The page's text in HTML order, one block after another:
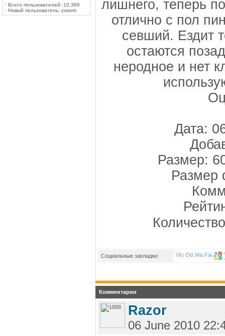
· Всего пользователей: 10,366
· Новый пользователь: zxwvm
лишнего, теперь
отлично с пол
севший. Ездит
остаются
неродное и нет
Дата:
Размер:
Размер
Социальные закладки:
Комментарии
Razor
06 June 2010